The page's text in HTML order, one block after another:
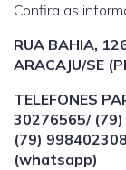
Confira as
RUA BAHIA,
ARACAJU/SE
TELEFONES
30276565/
(79)
(whatsapp)